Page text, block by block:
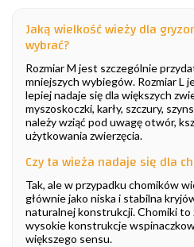
Jaką wielkość wieży dla
wybrać?
Rozmiar M jest szczególnie
mniejszych wybiegów. Rozmiar L
lepiej nadaje się dla większych
myszoskoczki, karły, szczury,
należy wziąć pod uwagę otwór,
użytkowania zwierzęcia.
Czy ta wieża nadaje się dla
Tak, ale w przypadku chomików
głównie jako niska i stabilna
naturalnej konstrukcji. Chomiki to
wysokie konstrukcje
większego sensu.